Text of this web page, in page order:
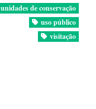
unidades de conservação
uso público
visitação